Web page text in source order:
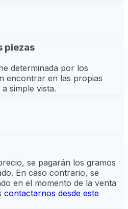
piezas
determinada por los
encontrar en las propias
simple vista.
se pagarán los gramos
En caso contrario, se
en el momento de la venta
contactarnos desde este